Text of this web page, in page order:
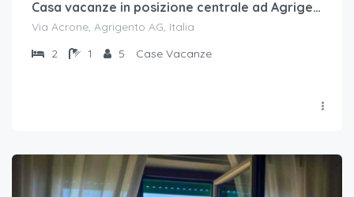
Casa vacanze in posizione centrale ad Agrigento
Via Acrone, Agrigento AG, Italia
2
1 5 Case Vacanze